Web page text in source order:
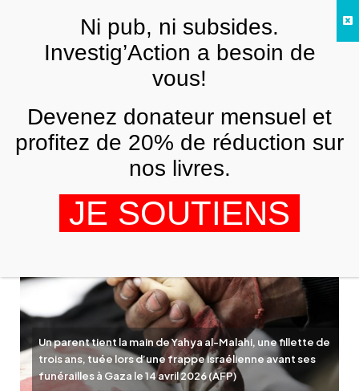
Un parent tient la main de Yahya al-Malahi, une fillette de
trois ans, tuée lors d’une frappe israélienne avant ses
funérailles à Gaza le 14 avril 2026 (AFP)
Comment Israël a planifié le génocide
de Gaza il y a des décennies
12 JUIN 2026
FRNi pub, ni subsides.
Investig’Action a besoin de
vous!
Devenez donateur mensuel et
profitez de 20% de réduction sur
nos livres.
JE SOUTIENS